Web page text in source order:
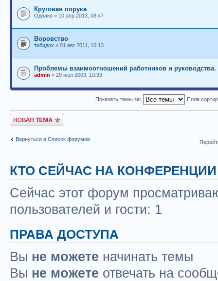
Круговая порука
Однако » 10 апр 2013, 08:47
Воровство
тибидох » 01 авг 2011, 16:13
Проблемы взаимоотношений работников и руководства.
admin » 29 июл 2009, 10:39
Показать темы за: Поле
Новая тема
Вернуться в Список форумов
КТО СЕЙЧАС НА КОНФЕРЕНЦИИ
Сейчас этот форум
пользователей и гости: 1
ПРАВА ДОСТУПА
Вы не можете начинать темы
Вы не можете отвечать на